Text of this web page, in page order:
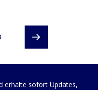
erhalte sofort Updates,